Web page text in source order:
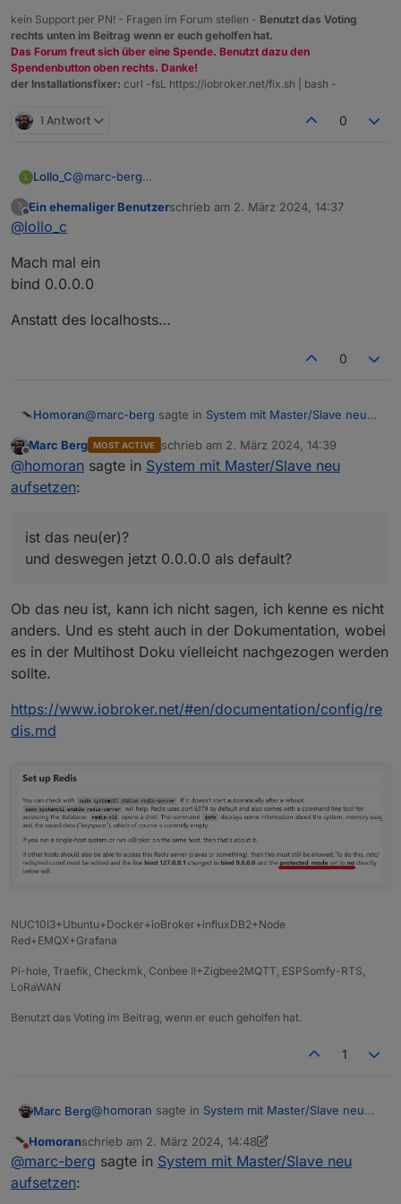
kein Support per PN! - Fragen im Forum stellen - Benutzt das Voting
rechts unten im Beitrag wenn er euch geholfen hat.
Das Forum freut sich über eine Spende. Benutzt dazu den
Spendenbutton oben rechts. Danke!
der Installationsfixer: curl -fsL https://iobroker.net/fix.sh | bash -
1 Antwort 0
L Lollo_C@marc-berg
nur die o.g. Zeile gefunden.
?
Offline
Ein ehemaliger Benutzerschrieb am 2. März 2024, 14:37
zuletzt editiert von
@lollo_c
Mach mal ein
bind 0.0.0.0
Anstatt des localhosts…
0
Homoran@marc-berg sagte in System mit Master/Slave neu
Hast du
in der redis.conf eingestellt?
Offline
Marc Berg MOST ACTIVE schrieb am 2. März 2024, 14:39
zuletzt editiert von
@homoran sagte in System mit Master/Slave neu
aufsetzen:
ist das neu(er)?
und deswegen jetzt 0.0.0.0 als default?
Ob das neu ist, kann ich nicht sagen, ich kenne es nicht
anders. Und es steht auch in der Dokumentation, wobei
es in der Multihost Doku vielleicht nachgezogen werden
sollte.
https://www.iobroker.net/#en/documentation/config/re
dis.md
NUC10I3+Ubuntu+Docker+ioBroker+influxDB2+Node
Red+EMQX+Grafana
Pi-hole, Traefik, Checkmk, Conbee II+Zigbee2MQTT, ESPSomfy-RTS,
LoRaWAN
Benutzt das Voting im Beitrag, wenn er euch geholfen hat.
1
Marc Berg@homoran sagte in System mit Master/Slave neu
ist das neu(er)?
Nicht stören
Homoranschrieb am 2. März 2024, 14:48
zuletzt editiert von Homoran3. Feb. 2024, 15:52
@marc-berg sagte in System mit Master/Slave neu
aufsetzen: